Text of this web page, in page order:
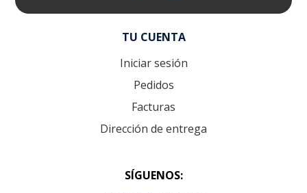
TU CUENTA
Iniciar sesión
Pedidos
Facturas
Dirección de entrega
SÍGUENOS: